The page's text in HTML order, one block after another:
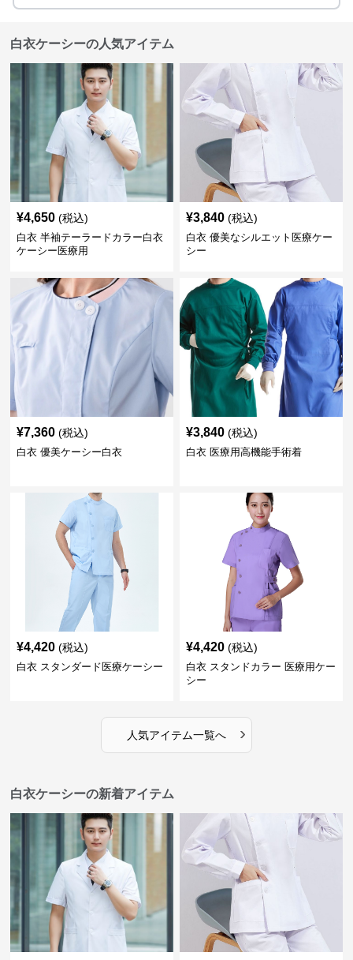
白衣ケーシーの人気アイテム
¥4,650 (税込)
白衣 半袖テーラードカラー白衣
ケーシー医療用
¥3,840 (税込)
白衣 優美なシルエット医療ケー
シー
¥7,360 (税込)
白衣 優美ケーシー白衣
¥3,840 (税込)
白衣 医療用高機能手術着
¥4,420 (税込)
白衣 スタンダード医療ケーシー
¥4,420 (税込)
白衣 スタンドカラー 医療用ケー
シー
人気アイテム一覧へ ›
白衣ケーシーの新着アイテム